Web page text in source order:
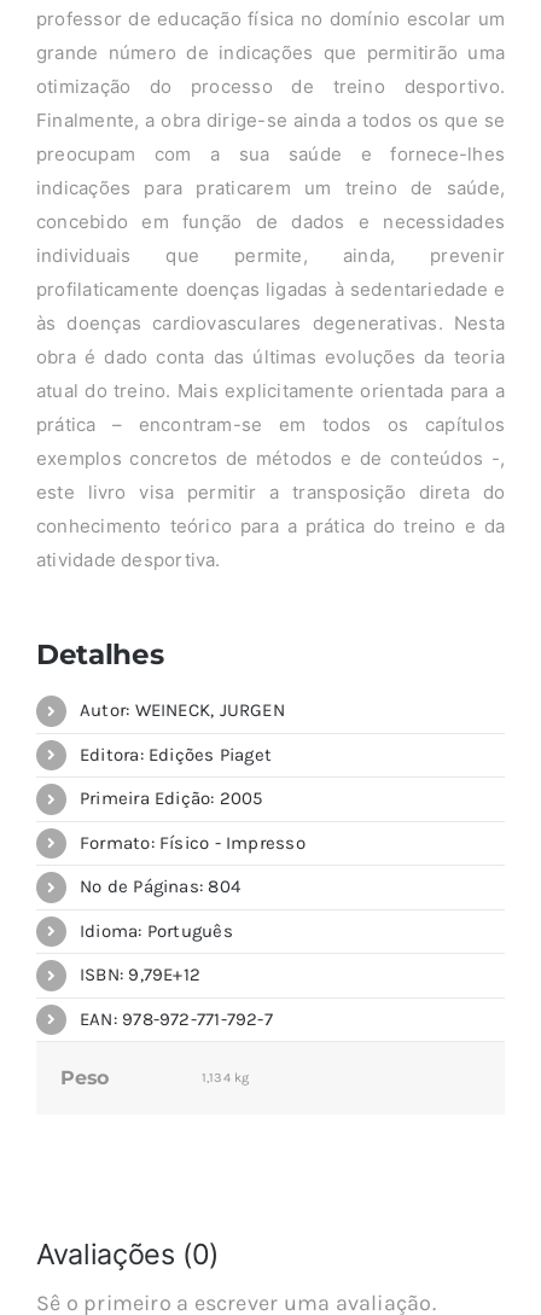
professor de educação física no domínio escolar um
grande número de indicações que permitirão uma
otimização do processo de treino desportivo.
Finalmente, a obra dirige-se ainda a todos os que se
preocupam com a sua saúde e fornece-lhes
indicações para praticarem um treino de saúde,
concebido em função de dados e necessidades
individuais que permite, ainda, prevenir
profilaticamente doenças ligadas à sedentariedade e
às doenças cardiovasculares degenerativas. Nesta
obra é dado conta das últimas evoluções da teoria
atual do treino. Mais explicitamente orientada para a
prática – encontram-se em todos os capítulos
exemplos concretos de métodos e de conteúdos -,
este livro visa permitir a transposição direta do
conhecimento teórico para a prática do treino e da
atividade desportiva.
Detalhes
Autor: WEINECK, JURGEN
Editora: Edições Piaget
Primeira Edição: 2005
Formato: Físico - Impresso
Nº de Páginas: 804
Idioma: Português
ISBN: 9,79E+12
EAN: 978-972-771-792-7
Peso 1,134 kg
Avaliações (0)
Sê o primeiro a escrever uma avaliação.